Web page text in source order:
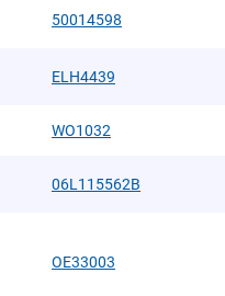
50014598
ELH4439
WO1032
06L115562B
OE33003